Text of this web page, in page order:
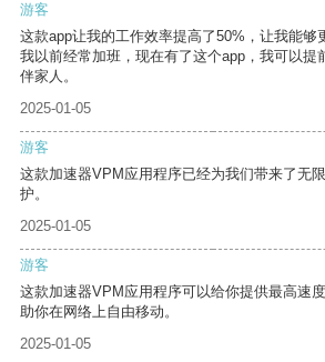
游客
这款app让我的工作效率提高了50%，让我能够
我以前经常加班，现在有了这个app，我可以提
伴家人。
2025-01-05
游客
这款加速器VPM应用程序已经为我们带来了无
护。
2025-01-05
游客
这款加速器VPM应用程序可以给你提供最高速
助你在网络上自由移动。
2025-01-05